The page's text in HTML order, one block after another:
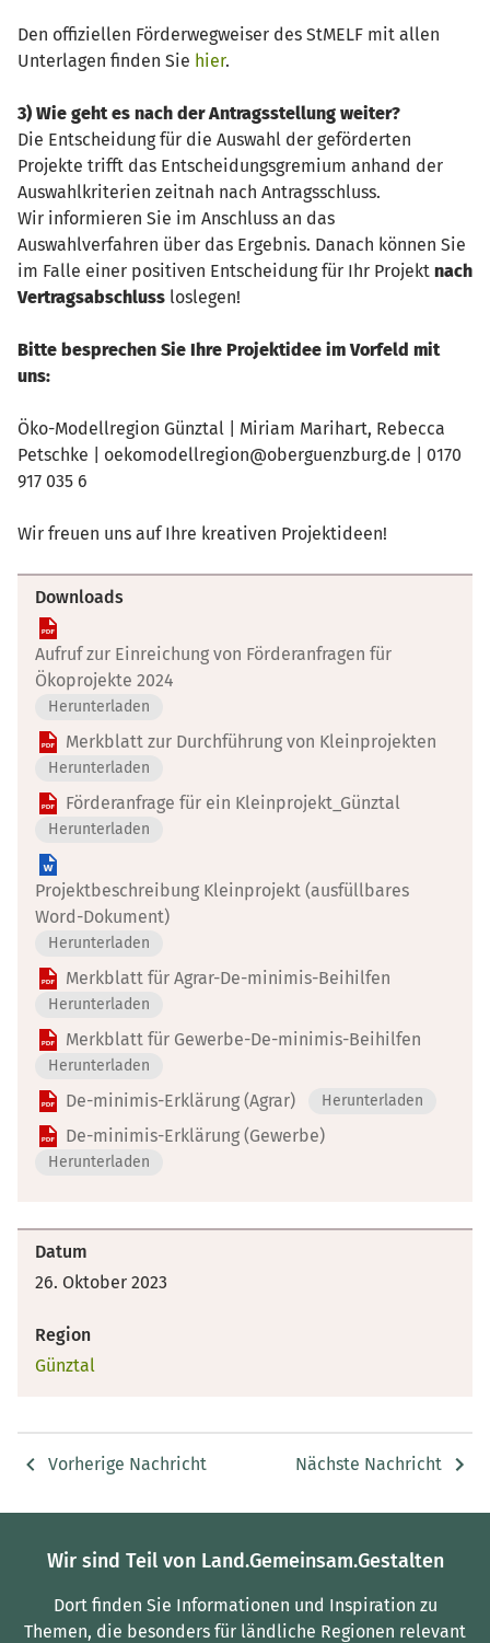
Den offiziellen Förderwegweiser des StMELF mit allen
Unterlagen finden Sie hier.
3) Wie geht es nach der Antragsstellung weiter?
Die Entscheidung für die Auswahl der geförderten
Projekte trifft das Entscheidungsgremium anhand der
Auswahlkriterien zeitnah nach Antragsschluss.
Wir informieren Sie im Anschluss an das
Auswahlverfahren über das Ergebnis. Danach können Sie
im Falle einer positiven Entscheidung für Ihr Projekt nach
Vertragsabschluss loslegen!
Bitte besprechen Sie Ihre Projektidee im Vorfeld mit
uns:
Öko-Modellregion Günztal | Miriam Marihart, Rebecca
Petschke | oekomodellregion@oberguenzburg.de | 0170
917 035 6
Wir freuen uns auf Ihre kreativen Projektideen!
Downloads
Aufruf zur Einreichung von Förderanfragen für
Ökoprojekte 2024
Herunterladen
Merkblatt zur Durchführung von Kleinprojekten
Herunterladen
Förderanfrage für ein Kleinprojekt_Günztal
Herunterladen
Projektbeschreibung Kleinprojekt (ausfüllbares
Word-Dokument)
Herunterladen
Merkblatt für Agrar-De-minimis-Beihilfen
Herunterladen
Merkblatt für Gewerbe-De-minimis-Beihilfen
Herunterladen
De-minimis-Erklärung (Agrar) Herunterladen
De-minimis-Erklärung (Gewerbe)
Herunterladen
Datum
26. Oktober 2023
Region
Günztal
Vorherige Nachricht Nächste Nachricht
Wir sind Teil von Land.Gemeinsam.Gestalten
Dort finden Sie Informationen und Inspiration zu
Themen, die besonders für ländliche Regionen relevant